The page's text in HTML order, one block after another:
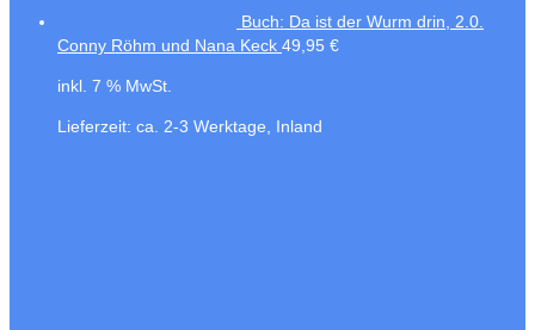
Buch: Da ist der Wurm drin, 2.0.
Conny Röhm und Nana Keck 49,95 €
inkl. 7 % MwSt.
Lieferzeit: ca. 2-3 Werktage, Inland